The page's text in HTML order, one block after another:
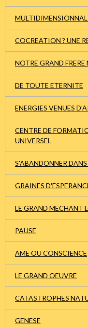
COCREATION ? UNE
NOTRE GRAND
DE TOUTE ETERNITE
ENERGIES VENUES
CENTRE DE
UNIVERSEL
S'ABANDONNER
GRAINES
LE GRAND MECHANT
PAUSE
AME OU CONSCIENCE
LE GRAND OEUVRE
CATASTROPHES
GENESE